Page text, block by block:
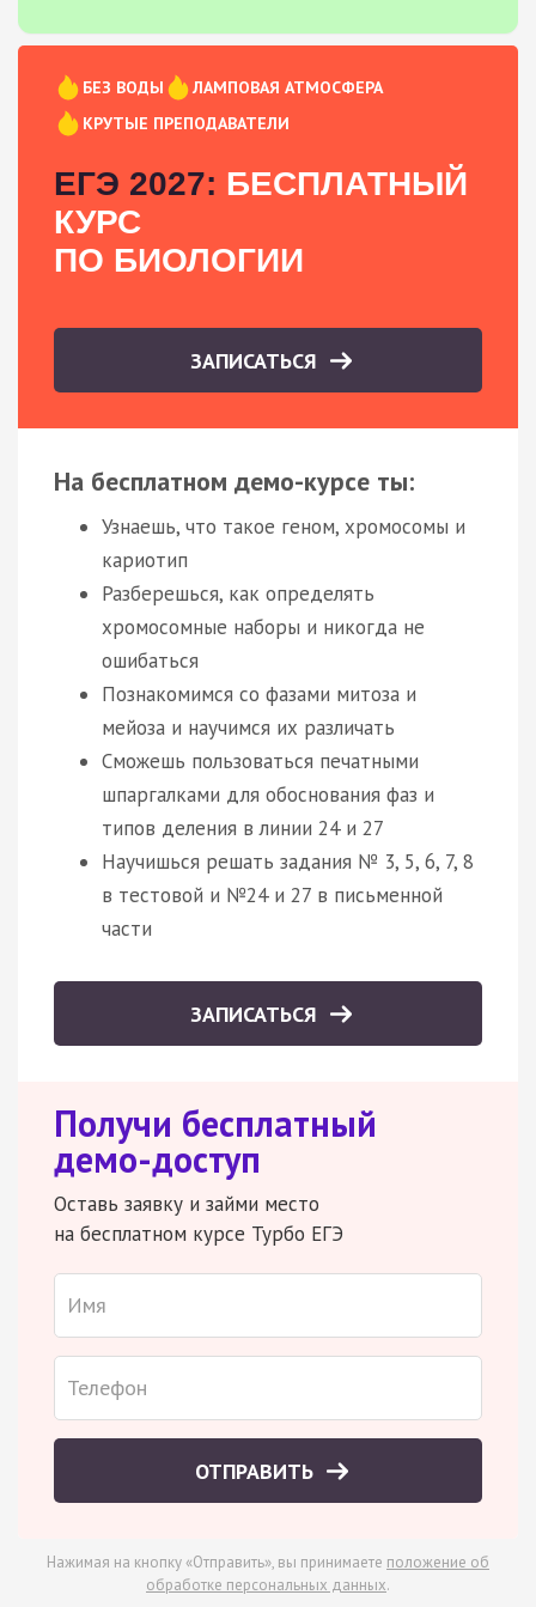
БЕЗ ВОДЫ
ЛАМПОВАЯ АТМОСФЕРА
КРУТЫЕ ПРЕПОДАВАТЕЛИ
ЕГЭ 2027: БЕСПЛАТНЫЙ
КУРС
ПО БИОЛОГИИ
ЗАПИСАТЬСЯ
На бесплатном демо-курсе ты:
Узнаешь, что такое геном, хромосомы и
кариотип
Разберешься, как определять
хромосомные наборы и никогда не
ошибаться
Познакомимся со фазами митоза и
мейоза и научимся их различать
Сможешь пользоваться печатными
шпаргалками для обоснования фаз и
типов деления в линии 24 и 27
Научишься решать задания № 3, 5, 6, 7, 8
в тестовой и №24 и 27 в письменной
части
ЗАПИСАТЬСЯ
Получи бесплатный
демо-доступ
Оставь заявку и займи место
на бесплатном курсе Турбо ЕГЭ
ОТПРАВИТЬ
Нажимая на кнопку «Отправить», вы принимаете положение об
обработке персональных данных.